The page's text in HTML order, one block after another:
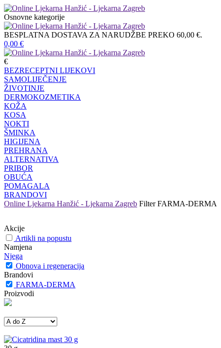
Osnovne kategorije
BESPLATNA DOSTAVA ZA NARUDŽBE PREKO 60,00 €.
0,00 €
€
BEZRECEPTNI LIJEKOVI
SAMOLIJEČENJE
ŽIVOTINJE
DERMOKOZMETIKA
KOŽA
KOSA
NOKTI
ŠMINKA
HIGIJENA
PREHRANA
ALTERNATIVA
PRIBOR
OBUĆA
POMAGALA
BRANDOVI
Online Ljekarna Hanžić - Ljekarna Zagreb Filter FARMA-DERMA
Akcije
Artikli na popustu
Namjena
Njega
Obnova i regeneracija
Brandovi
FARMA-DERMA
Proizvodi